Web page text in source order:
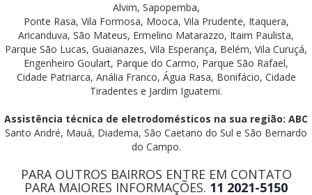
Alvim, Sapopemba,
Ponte Rasa, Vila Formosa, Mooca, Vila Prudente, Itaquera,
Aricanduva, São Mateus, Ermelino Matarazzo, Itaim Paulista,
Parque São Lucas, Guaianazes, Vila Esperança, Belém, Vila Curuçá,
Engenheiro Goulart, Parque do Carmo, Parque São Rafael,
Cidade Patriarca, Anália Franco, Água Rasa, Bonifácio, Cidade
Tiradentes e Jardim Iguatemi.
Assistência técnica de eletrodomésticos na sua região: ABC
Santo André, Mauá, Diadema, São Caetano do Sul e São Bernardo
do Campo.
PARA OUTROS BAIRROS ENTRE EM CONTATO
PARA MAIORES INFORMAÇÕES. 11 2021-5150